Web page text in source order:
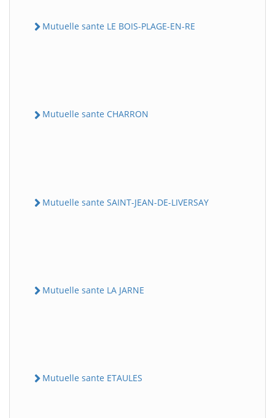
Mutuelle sante LE BOIS-PLAGE-EN-RE
Mutuelle sante CHARRON
Mutuelle sante SAINT-JEAN-DE-LIVERSAY
Mutuelle sante LA JARNE
Mutuelle sante ETAULES